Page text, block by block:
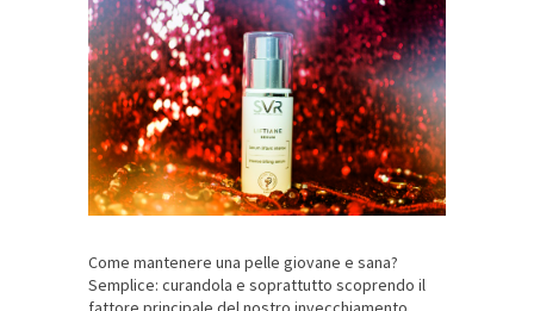
Come mantenere una pelle giovane e sana?
Semplice: curandola e soprattutto scoprendo il